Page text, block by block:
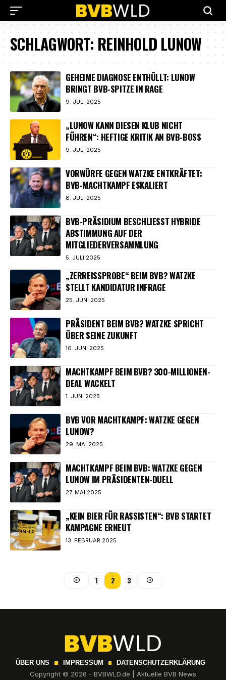
SCHLAGWORT:REINHOLD LUNOW
GEHEIME DIAGNOSE ENTHÜLLT: LUNOW
BRINGT BVB-SPITZE IN RAGE
9. JULI 2025
„LUNOW KANN DIESEN KLUB NICHT
FÜHREN“: HEFTIGE KRITIK AN BVB-BOSS
9. JULI 2025
VORWÜRFE GEGEN WATZKE ENTKRÄFTET:
BVB-MACHTKAMPF ESKALIERT
8. JULI 2025
BVB-PRÄSIDIUM BESCHLIESST HYBRIDE A
BSTIMMUNG AUF DER M
ITGLIEDERVERSAMMLUNG
5. JULI 2025
„ZERREISSPROBE“ BEIM BVB? WATZKE S
TELLT KANDIDATUR INFRAGE
25. JUNI 2025
PRÄSIDENT BEIM BVB? WATZKE SPRICHT
ÜBER SEINE ZUKUNFT
16. JUNI 2025
MACHTKAMPF BEIM BVB? 300-MILLIONEN-
DEAL WACKELT
1. JUNI 2025
BVB VOR MACHTKAMPF: WATZKE GEGEN
LUNOW?
29. MAI 2025
MACHTKAMPF BEIM BVB: WATZKE GEGEN
LUNOW IM PRÄSIDENTEN-DUELL
27. MAI 2025
„KEIN BIER FÜR RASSISTEN“: BVB STARTET
KAMPAGNE ERNEUT
13. FEBRUAR 2025
1 2 3
ÜBER UNS IMPRESSUM DATENSCHUTZERKLÄRUNG
Copyright © 2026 - BVBWLD.de | Aktuelle BVB News